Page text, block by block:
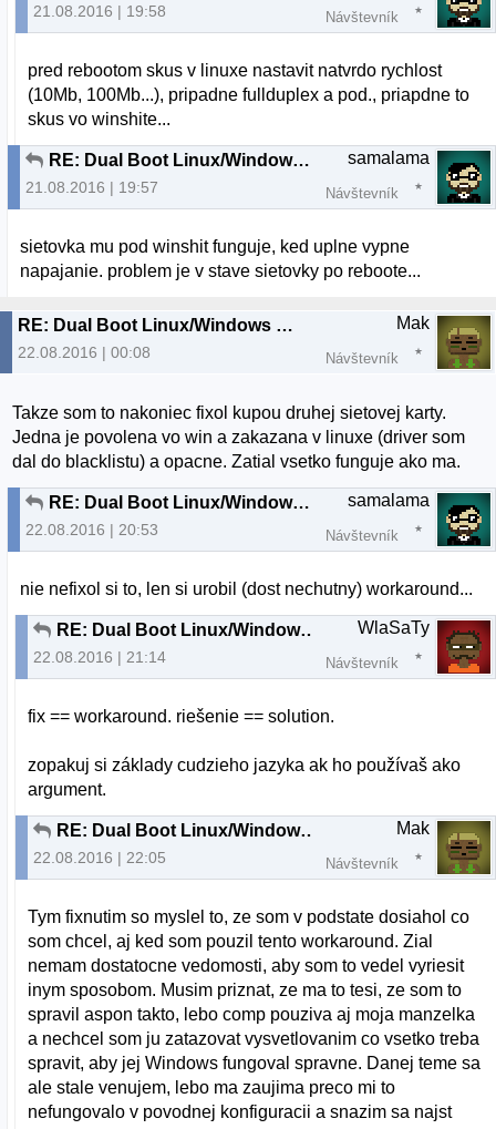
21.08.2016 | 19:58 Návštevník
pred rebootom skus v linuxe nastavit natvrdo rychlost
(10Mb, 100Mb...), pripadne fullduplex a pod., priapdne to
skus vo winshite...
RE: Dual Boot Linux/Windows nefunkcna siet vo Windows
21.08.2016 | 19:57
samalama
Návštevník
sietovka mu pod winshit funguje, ked uplne vypne
napajanie. problem je v stave sietovky po reboote...
RE: Dual Boot Linux/Windows nefunkcna siet vo Windows
22.08.2016 | 00:08
Mak
Návštevník
Takze som to nakoniec fixol kupou druhej sietovej karty.
Jedna je povolena vo win a zakazana v linuxe (driver som
dal do blacklistu) a opacne. Zatial vsetko funguje ako ma.
RE: Dual Boot Linux/Windows nefunkcna siet vo Windows
22.08.2016 | 20:53
samalama
Návštevník
nie nefixol si to, len si urobil (dost nechutny) workaround...
RE: Dual Boot Linux/Windows nefunkcna siet vo Windows
22.08.2016 | 21:14
WlaSaTy
Návštevník
fix == workaround. riešenie == solution.
zopakuj si základy cudzieho jazyka ak ho používaš ako
argument.
RE: Dual Boot Linux/Windows nefunkcna siet vo Windows
22.08.2016 | 22:05
Mak
Návštevník
Tym fixnutim so myslel to, ze som v podstate dosiahol co
som chcel, aj ked som pouzil tento workaround. Zial
nemam dostatocne vedomosti, aby som to vedel vyriesit
inym sposobom. Musim priznat, ze ma to tesi, ze som to
spravil aspon takto, lebo comp pouziva aj moja manzelka
a nechcel som ju zatazovat vysvetlovanim co vsetko treba
spravit, aby jej Windows fungoval spravne. Danej teme sa
ale stale venujem, lebo ma zaujima preco mi to
nefungovalo v povodnej konfiguracii a snazim sa najst